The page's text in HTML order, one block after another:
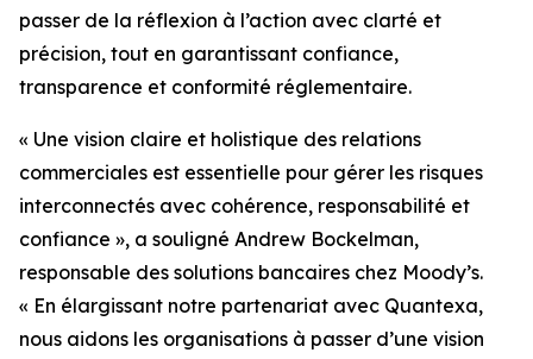
passer de la réflexion à l’action avec clarté et
précision, tout en garantissant confiance,
transparence et conformité réglementaire.
« Une vision claire et holistique des relations
commerciales est essentielle pour gérer les risques
interconnectés avec cohérence, responsabilité et
confiance », a souligné Andrew Bockelman,
responsable des solutions bancaires chez Moody’s.
« En élargissant notre partenariat avec Quantexa,
nous aidons les organisations à passer d’une vision